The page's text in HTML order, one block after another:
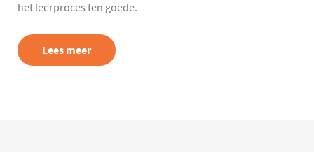
het leerproces ten goede.
Lees meer